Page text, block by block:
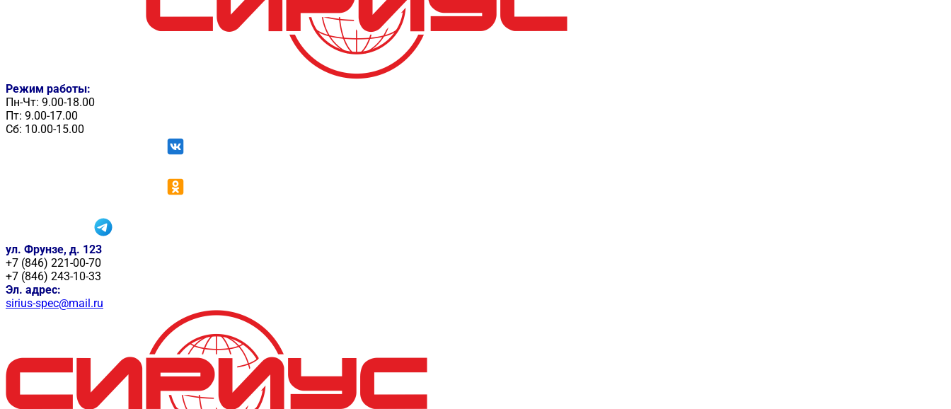
Режим работы:
Пн-Чт: 9.00-18.00
Пт: 9.00-17.00
Сб: 10.00-15.00
ул. Фрунзе, д. 123
+7 (846) 221-00-70
+7 (846) 243-10-33
Эл. адрес:
sirius-spec@mail.ru